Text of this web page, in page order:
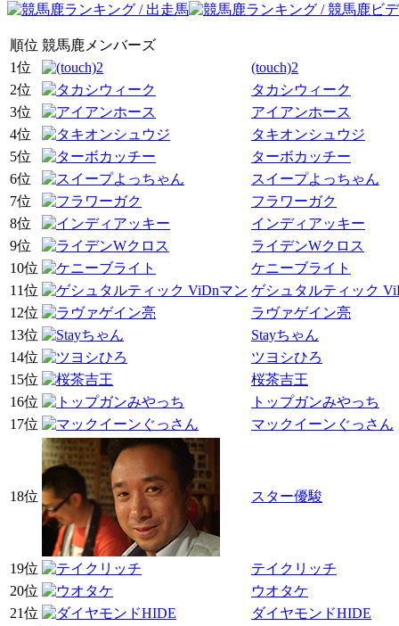
順位 競馬鹿メンバーズ
1位
(touch)2
2位
タカシウィーク
3位
アイアンホース
4位
タキオンシュウジ
5位
ターボカッチー
6位
スイープよっちゃん
7位
フラワーガク
8位
インディアッキー
9位
ライデンWクロス
10位
ケニーブライト
11位
ゲシュタルティック
12位
ラヴァゲイン亮
13位
Stayちゃん
14位
ツヨシひろ
15位
桜茶吉王
16位
トップガンみやっち
17位
マックイーンぐっさん
18位 スター優駿
19位
テイクリッチ
20位
ウオタケ
21位
ダイヤモンドHIDE